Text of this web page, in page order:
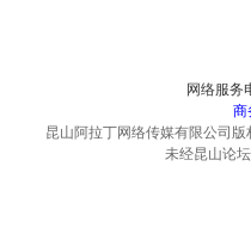
网络服务
商
昆山阿拉丁网络传媒有限公司版
未经昆山论